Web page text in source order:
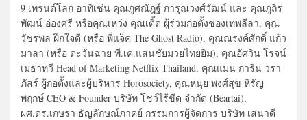
9 เทรนด์โลก อาทิเช่น คุณภูศณัฎฐ์ การุณวงศ์วัฒน์ และ คุณภูถิร
พัฒน์ อ่องศรี หรือคุณเหว่ง คุณเติ้ด ผู้ร่วมก่อตั้งช่องเทพลีลา, คุณ
วัชรพล ฝึกใจดี (หรือ พี่แจ็ค The Ghost Radio), คุณณรงค์ศักดิ์ แก้ว
มาลา (หรือ ตะวันฉาย พี.เค.แสนชัยมวยไทยยิม), คุณอัศวิน โรจน์
เมธาทวี Head of Marketing Netflix Thailand, คุณแมน การิน วรา
ภัสร์ ผู้ก่อตั้งและผู้บริหาร Horosociety, คุณหนุ่ย พงศ์สุข หิรัญ
พฤกษ์ CEO & Founder บริษัท โชว์ไร้ขีด จำกัด (Beartai),
ผศ.ดร.เกษรา ธัญลักษณ์ภาคย์ กรรมการผู้จัดการ บริษัท เสนาดี